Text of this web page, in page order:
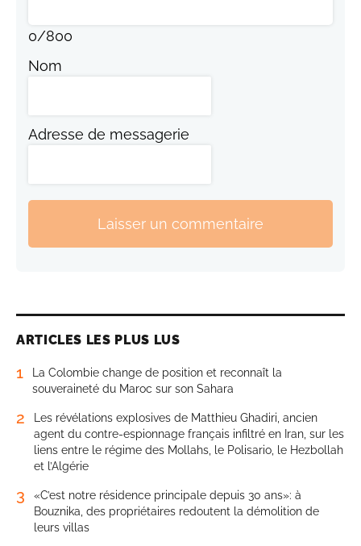
0/800
Nom
Adresse de messagerie
Laisser un commentaire
ARTICLES LES PLUS LUS
1
La Colombie change de position et reconnaît la
souveraineté du Maroc sur son Sahara
2
Les révélations explosives de Matthieu Ghadiri, ancien
agent du contre-espionnage français infiltré en Iran, sur les
liens entre le régime des Mollahs, le Polisario, le Hezbollah
et l’Algérie
3
«C’est notre résidence principale depuis 30 ans»: à
Bouznika, des propriétaires redoutent la démolition de
leurs villas